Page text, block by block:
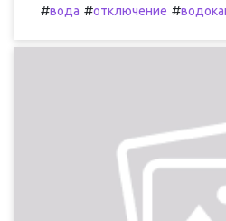
#вода #отключение #